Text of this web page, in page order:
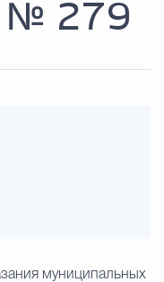
№ 279
муниципальных